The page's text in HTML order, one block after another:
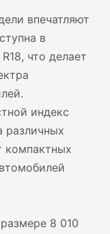
впечатляют
в
что делает
индекс
различных
компактных
8 010